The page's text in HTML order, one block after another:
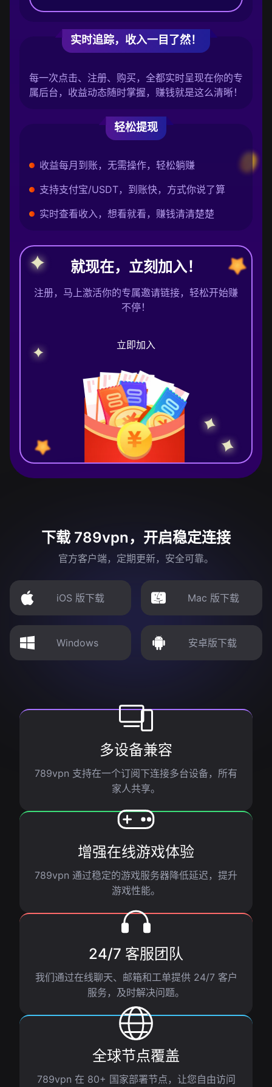
实时追踪，收入一目了然！
每一次点击、注册、购买，全都实时呈现在你的专
属后台，收益动态随时掌握，赚钱就是这么清晰！
轻松提现
收益每月到账，无需操作，轻松躺赚
支持支付宝/USDT，到账快，方式你说了算
实时查看收入，想看就看，赚钱清清楚楚
就现在，立刻加入！
注册，马上激活你的专属邀请链接，轻松开始赚
不停！
立即加入
下载 789vpn，开启稳定连接
官方客户端，定期更新，安全可靠。
iOS 版下载 Mac 版下载
Windows 安卓版下载
多设备兼容
789vpn 支持在一个订阅下连接多台设备，所有
家人共享。
增强在线游戏体验
789vpn 通过稳定的游戏服务器降低延迟，提升
游戏性能。
24/7 客服团队
我们通过在线聊天、邮箱和工单提供 24/7 客户
服务，及时解决问题。
全球节点覆盖
789vpn 在 80+ 国家部署节点，让您自由访问